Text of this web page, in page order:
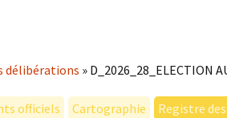
délibérations » D_2026_28_ELECTION
officiels Cartographie Registre